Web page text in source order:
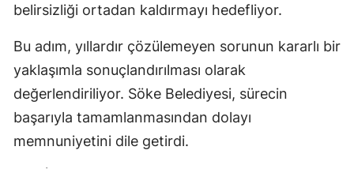
belirsizliği ortadan kaldırmayı hedefliyor.
Bu adım, yıllardır çözülemeyen sorunun kararlı bir
yaklaşımla sonuçlandırılması olarak
değerlendiriliyor. Söke Belediyesi, sürecin
başarıyla tamamlanmasından dolayı
memnuniyetini dile getirdi.